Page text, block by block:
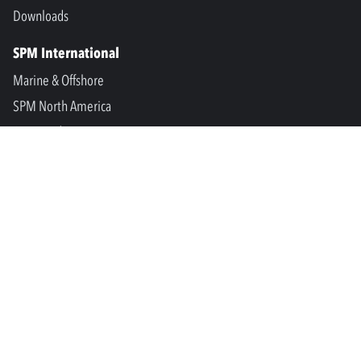
Downloads
SPM International
Marine & Offshore
SPM North America
SPM Academy